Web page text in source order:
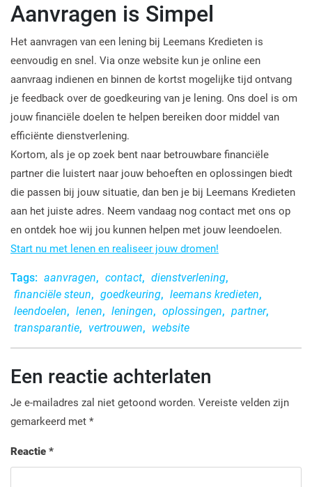
Aanvragen is Simpel
Het aanvragen van een lening bij Leemans Kredieten is
eenvoudig en snel. Via onze website kun je online een
aanvraag indienen en binnen de kortst mogelijke tijd ontvang
je feedback over de goedkeuring van je lening. Ons doel is om
jouw financiële doelen te helpen bereiken door middel van
efficiënte dienstverlening.
Kortom, als je op zoek bent naar betrouwbare financiële
partner die luistert naar jouw behoeften en oplossingen biedt
die passen bij jouw situatie, dan ben je bij Leemans Kredieten
aan het juiste adres. Neem vandaag nog contact met ons op
en ontdek hoe wij jou kunnen helpen met jouw leendoelen.
Start nu met lenen en realiseer jouw dromen!
Tags: aanvragen, contact, dienstverlening,
financiële steun, goedkeuring, leemans kredieten,
leendoelen, lenen, leningen, oplossingen, partner,
transparantie, vertrouwen, website
Een reactie achterlaten
Je e-mailadres zal niet getoond worden. Vereiste velden zijn
gemarkeerd met *
Reactie *